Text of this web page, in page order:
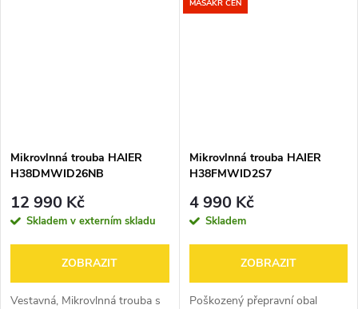
talířem, rozmrazování,
Mikrovlnná trouba HAIER
H38DMWID26NB
12 990 Kč
Skladem v externím skladu
ZOBRAZIT
Vestavná, Mikrovlnná trouba s
MASAKR CEN
Mikrovlnná trouba HAIER
H38FMWID2S7
4 990 Kč
Skladem
ZOBRAZIT
Poškozený přepravní obal